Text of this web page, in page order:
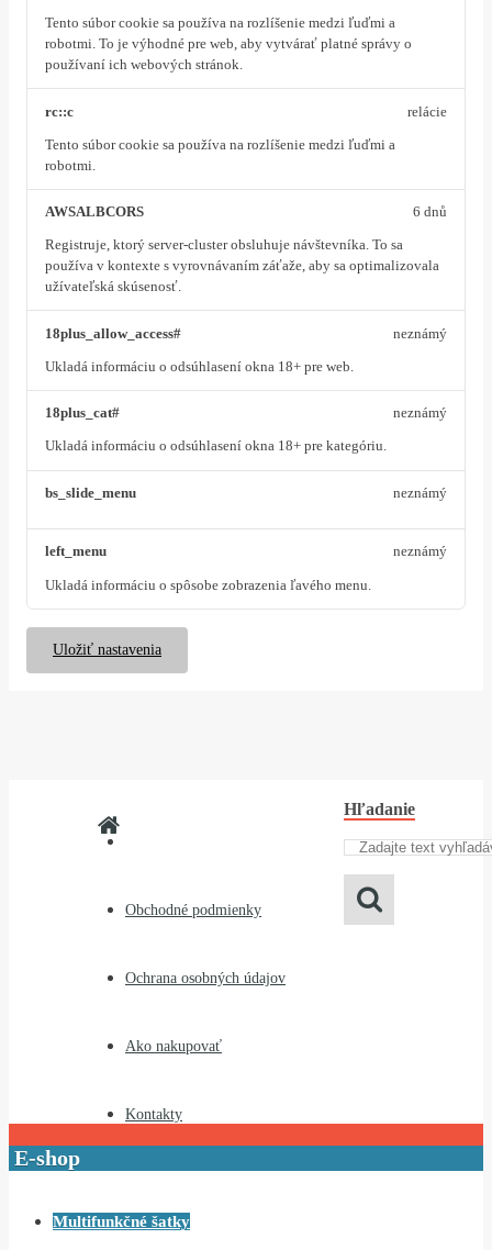
Tento súbor cookie sa používa na rozlíšenie medzi ľuďmi a
robotmi. To je výhodné pre web, aby vytvárať platné správy o
používaní ich webových stránok.
rc::c
Tento súbor cookie sa používa na rozlíšenie medzi ľuďmi a
robotmi.
relácie
AWSALBCORS
Registruje, ktorý server-cluster obsluhuje návštevníka. To sa
používa v kontexte s vyrovnávaním záťaže, aby sa optimalizovala
užívateľská skúsenosť.
6 dnů
18plus_allow_access#
Ukladá informáciu o odsúhlasení okna 18+ pre web.
neznámý
18plus_cat#
Ukladá informáciu o odsúhlasení okna 18+ pre kategóriu.
neznámý
bs_slide_menu neznámý
left_menu
Ukladá informáciu o spôsobe zobrazenia ľavého menu.
neznámý
Uložiť nastavenia
Obchodné podmienky
Ochrana osobných údajov
Ako nakupovať
Kontakty
Hľadanie
E-shop
Multifunkčné šatky